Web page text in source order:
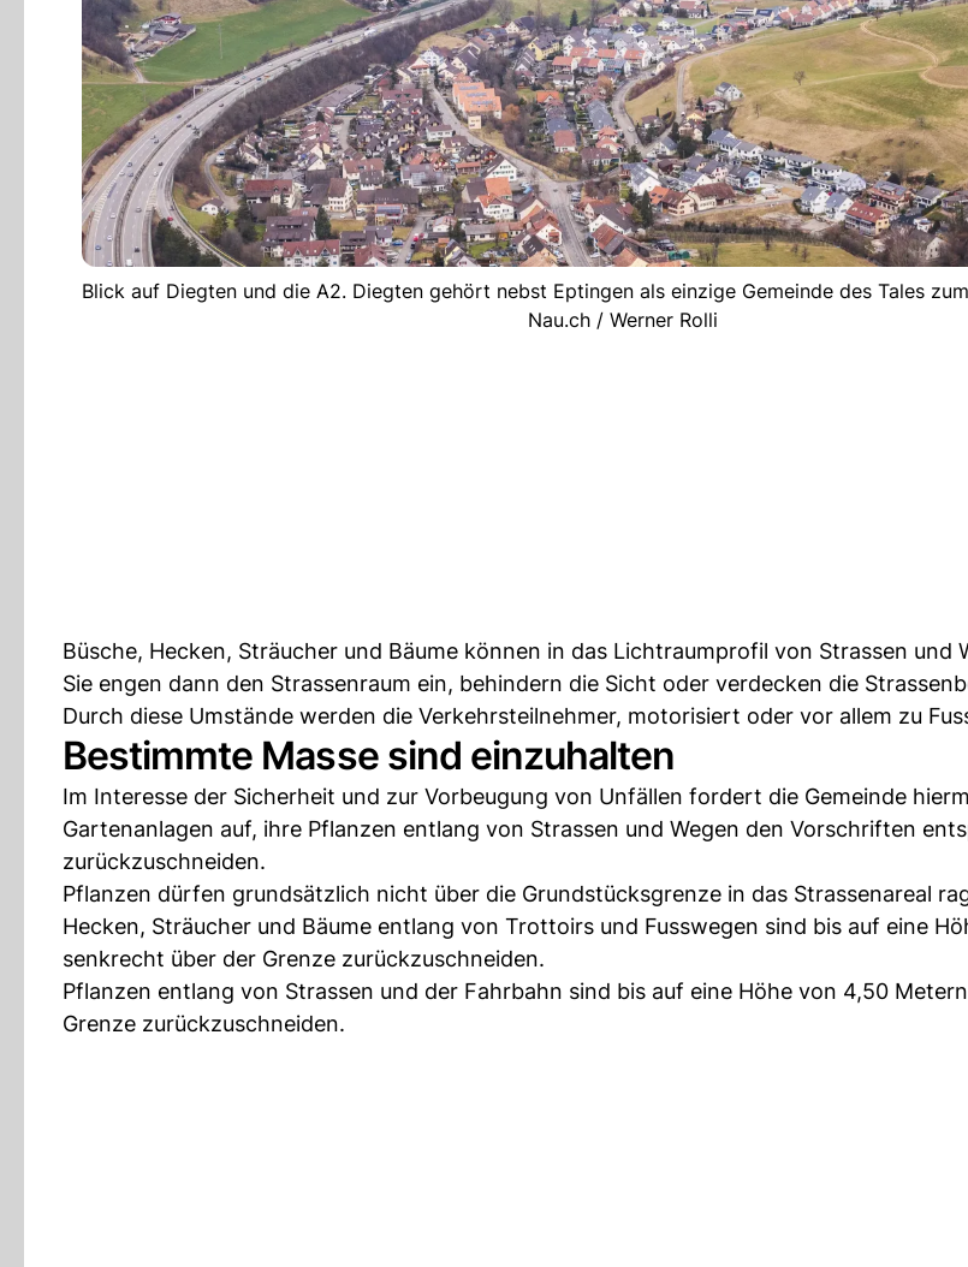
Blick auf Diegten und die A2. Diegten gehört nebst Eptingen als einzige Gemeinde des Tales
Nau.ch / Werner Rolli
Büsche, Hecken, Sträucher und Bäume können in das Lichtraumprofil von Strassen und
Sie engen dann den Strassenraum ein, behindern die Sicht oder verdecken die
Durch diese Umstände werden die Verkehrsteilnehmer, motorisiert oder vor allem zu
Bestimmte Masse sind einzuhalten
Im Interesse der Sicherheit und zur Vorbeugung von Unfällen fordert die Gemeinde
Gartenanlagen auf, ihre Pflanzen entlang von Strassen und Wegen den Vorschriften
zurückzuschneiden.
Pflanzen dürfen grundsätzlich nicht über die Grundstücksgrenze in das Strassenareal
Hecken, Sträucher und Bäume entlang von Trottoirs und Fusswegen sind bis auf eine
senkrecht über der Grenze zurückzuschneiden.
Pflanzen entlang von Strassen und der Fahrbahn sind bis auf eine Höhe von 4,50
Grenze zurückzuschneiden.